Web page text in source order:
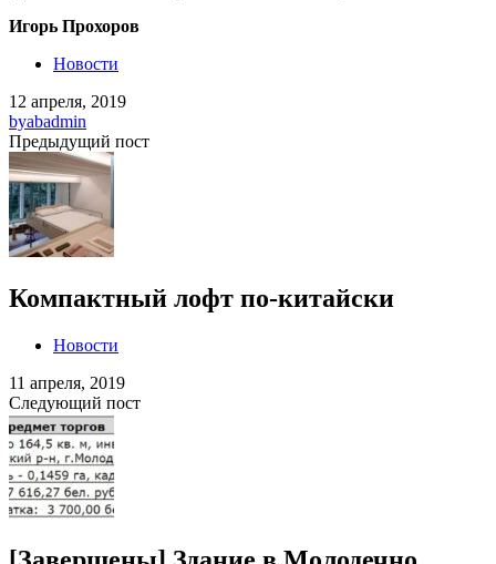
Игорь Прохоров
Новости
12 апреля, 2019
byabadmin
Предыдущий пост
Компактный лофт по-китайски
Новости
11 апреля, 2019
Следующий пост